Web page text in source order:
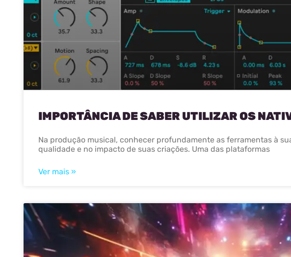
IMPORTÂNCIA DE SABER UTILIZAR OS
Na produção musical, conhecer profundamente as ferramentas à
qualidade e no impacto de suas criações. Uma das plataformas
Ver mais »